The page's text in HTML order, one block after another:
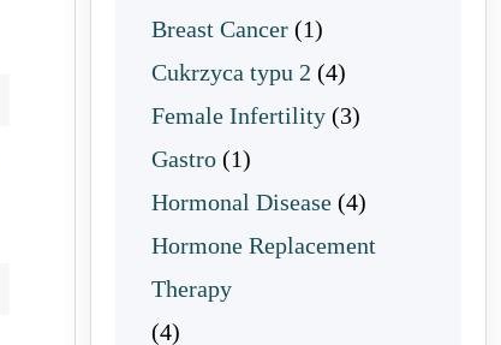
Breast Cancer (1)
Cukrzyca typu 2 (4)
Female Infertility (3)
Gastro (1)
Hormonal Disease (4)
Hormone Replacement
Therapy
(4)